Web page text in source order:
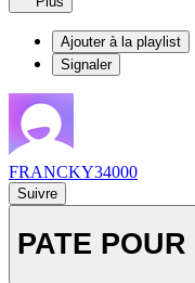
Ajouter à la playlist
Signaler
FRANCKY34000
Suivre
PATE